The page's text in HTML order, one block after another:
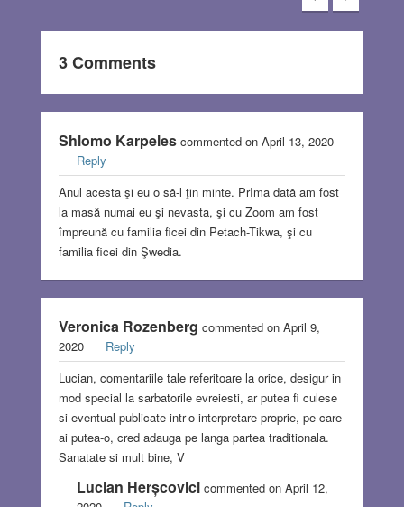
3 Comments
Shlomo Karpelescommented on April 13, 2020
Reply
Anul acesta şi eu o să-l ţin minte. PrIma dată am fost
la masă numai eu şi nevasta, şi cu Zoom am fost
împreună cu familia ficei din Petach-Tikwa, şi cu
familia ficei din Şwedia.
Veronica Rozenberg commented on April 9,
2020
Reply
Lucian, comentariile tale referitoare la orice, desigur in
mod special la sarbatorile evreiesti, ar putea fi culese
si eventual publicate intr-o interpretare proprie, pe care
ai putea-o, cred adauga pe langa partea traditionala.
Sanatate si mult bine, V
Lucian Herșcovicicommented on April 12,